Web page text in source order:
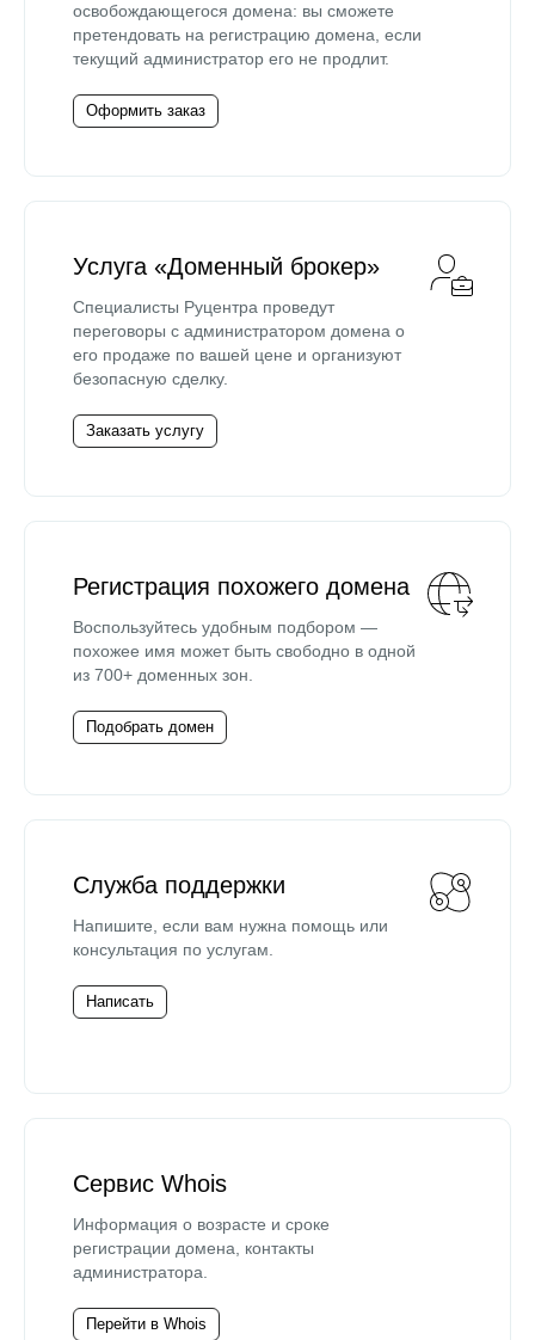
освобождающегося домена: вы сможете
претендовать на регистрацию домена, если
текущий администратор его не продлит.
Оформить заказ
Услуга «Доменный брокер»
Специалисты Руцентра проведут
переговоры с администратором домена о
его продаже по вашей цене и организуют
безопасную сделку.
Заказать услугу
Регистрация похожего домена
Воспользуйтесь удобным подбором —
похожее имя может быть свободно в одной
из 700+ доменных зон.
Подобрать домен
Служба поддержки
Напишите, если вам нужна помощь или
консультация по услугам.
Написать
Сервис Whois
Информация о возрасте и сроке
регистрации домена, контакты
администратора.
Перейти в Whois